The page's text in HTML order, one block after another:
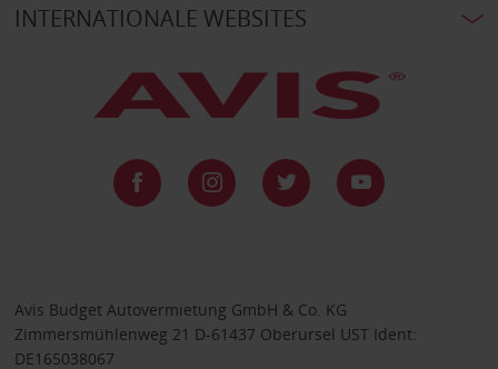
INTERNATIONALE WEBSITES
Avis Budget Autovermietung GmbH & Co. KG
Zimmersmühlenweg 21 D-61437 Oberursel UST Ident:
DE165038067